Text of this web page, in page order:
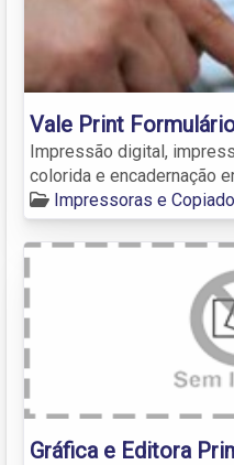
Vale Print
Impressão digital,
colorida e encadernação
Impressoras e
Gráfica e Editora